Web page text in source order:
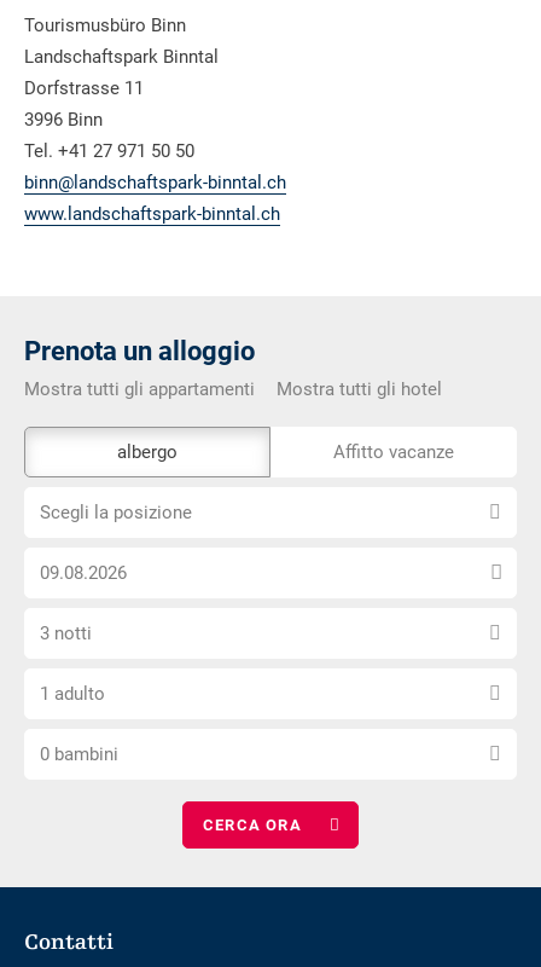
Tourismusbüro Binn
Landschaftspark Binntal
Dorfstrasse 11
3996 Binn
Tel. +41 27 971 50 50
binn@landschaftspark-binntal.ch
www.landschaftspark-binntal.ch
Prenota un alloggio
Mostra tutti gli appartamenti Mostra tutti gli hotel
strumento
esterno
albergo Affitto vacanze
Scegli
posizione
Scegli la posizione
Scegli
data
arrivo
Seleziona
numero
notti
3 notti
Scegli
numero
1 adulto
Scegli
0 bambini
Footer
Contatti